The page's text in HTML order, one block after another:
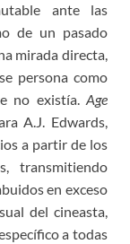
ante las
de un pasado
mirada directa,
persona como
no existía. Age
A.J. Edwards,
a partir de los
transmitiendo
en exceso
del cineasta,
a todas